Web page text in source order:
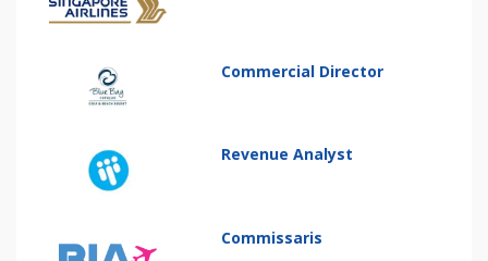
Commercial Director
Revenue Analyst
Commissaris